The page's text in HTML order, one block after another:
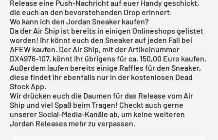
Release eine Push-Nachricht auf euer Handy geschickt,
die euch an den bevorstehenden Drop erinnert.
Wo kann ich den Jordan Sneaker kaufen?
Da der Air Ship ist bereits in einigen Onlineshops gelistet
worden! Ihr könnt euch den Sneaker auf jeden Fall bei
AFEW kaufen. Der Air Ship, mit der Artikelnummer
DX4976-107, könnt ihr übrigens für ca. 150,00 Euro kaufen.
Außerdem laufen bereits einige Raffles für den Sneaker,
diese findet ihr ebenfalls nur in der kostenlosen Dead
Stock App.
Wir drücken euch die Daumen für das Release vom Air
Ship und viel Spaß beim Tragen! Checkt auch gerne
unserer Social-Media-Kanäle ab, um keine weiteren
Jordan Releases mehr zu verpassen.